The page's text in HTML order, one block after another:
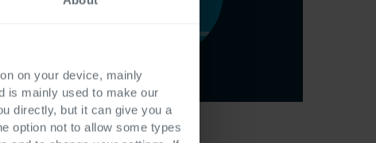
on your device, mainly
is mainly used to make our
directly, but it can give you a
option not to allow some types